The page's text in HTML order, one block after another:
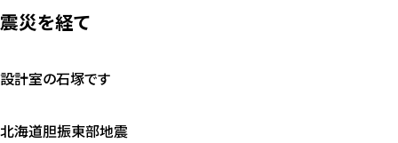
震災を経て
設計室の石塚です
北海道胆振東部地震